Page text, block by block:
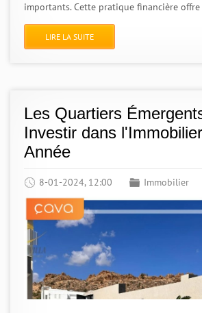
importants. Cette pratique financière
LIRE LA SUITE
Les Quartiers
Investir dans
Année
8-01-2024, 12:00 Immobilier